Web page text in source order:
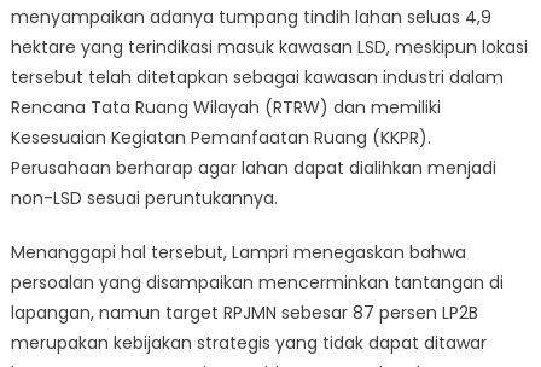
menyampaikan adanya tumpang tindih lahan seluas 4,9
hektare yang terindikasi masuk kawasan LSD, meskipun lokasi
tersebut telah ditetapkan sebagai kawasan industri dalam
Rencana Tata Ruang Wilayah (RTRW) dan memiliki
Kesesuaian Kegiatan Pemanfaatan Ruang (KKPR).
Perusahaan berharap agar lahan dapat dialihkan menjadi
non-LSD sesuai peruntukannya.
Menanggapi hal tersebut, Lampri menegaskan bahwa
persoalan yang disampaikan mencerminkan tantangan di
lapangan, namun target RPJMN sebesar 87 persen LP2B
merupakan kebijakan strategis yang tidak dapat ditawar